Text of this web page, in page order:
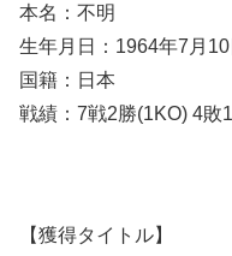
本名：不明
生年月日：1964年7月10
国籍：日本
戦績：7戦2勝(1KO) 4敗
【獲得タイトル】